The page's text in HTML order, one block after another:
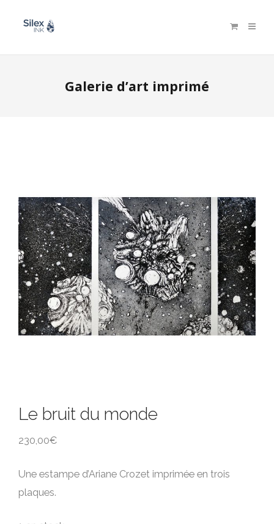
Galerie d’art imprimé
Le bruit du monde
230,00€
Une estampe d’Ariane Crozet imprimée en trois
plaques.